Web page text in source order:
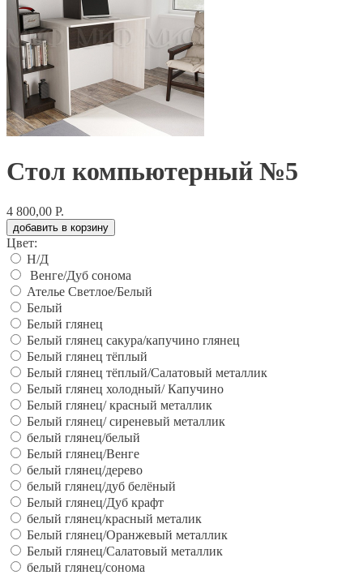
Стол компьютерный №5
4 800,00 Р.
добавить в корзину
Цвет:
Н/Д
Венге/Дуб сонома
Ателье Светлое/Белый
Белый
Белый глянец
Белый глянец сакура/капучино глянец
Белый глянец тёплый
Белый глянец тёплый/Салатовый металлик
Белый глянец холодный/ Капучино
Белый глянец/ красный металлик
Белый глянец/ сиреневый металлик
белый глянец/белый
Белый глянец/Венге
белый глянец/дерево
белый глянец/дуб белёный
Белый глянец/Дуб крафт
белый глянец/красный металик
Белый глянец/Оранжевый металлик
Белый глянец/Салатовый металлик
белый глянец/сонома